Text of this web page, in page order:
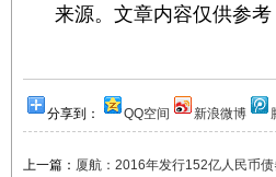
来源。文章内容仅供参考
分享到： QQ空间 新浪微博
上一篇： 厦航：2016年发行152亿人民币